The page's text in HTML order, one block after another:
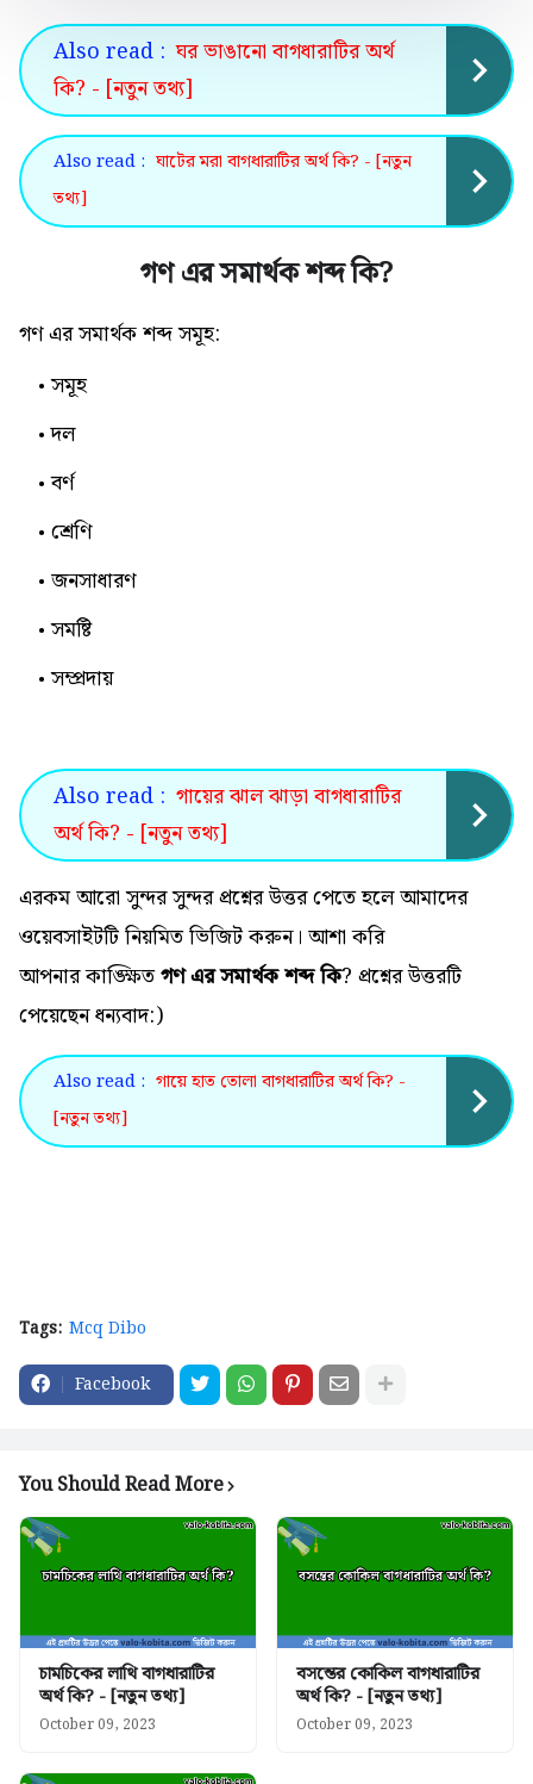
Also read : ঘর ভাঙানো বাগধারাটির অর্থ
কি? - [নতুন তথ্য]
Also read : ঘাটের মরা বাগধারাটির অর্থ কি? - [নতুন
তথ্য]
গণ এর সমার্থক শব্দ কি?
গণ এর সমার্থক শব্দ সমূহ:
সমূহ
দল
বর্ণ
শ্রেণি
জনসাধারণ
সমষ্টি
সম্প্রদায়
Also read : গায়ের ঝাল ঝাড়া বাগধারাটির
অর্থ কি? - [নতুন তথ্য]
এরকম আরো সুন্দর সুন্দর প্রশ্নের উত্তর পেতে হলে আমাদের
ওয়েবসাইটটি নিয়মিত ভিজিট করুন। আশা করি
আপনার কাঙ্ক্ষিতগণ এর সমার্থক শব্দ কি? প্রশ্নের উত্তরটি
পেয়েছেন ধন্যবাদ:)
Also read : গায়ে হাত তোলা বাগধারাটির অর্থ কি? -
[নতুন তথ্য]
Tags: Mcq Dibo
Facebook
You Should Read More
চামচিকের লাথি বাগধারাটির
অর্থ কি? - [নতুন তথ্য]
October 09, 2023
বসন্তের কোকিল বাগধারাটির
অর্থ কি? - [নতুন তথ্য]
October 09, 2023